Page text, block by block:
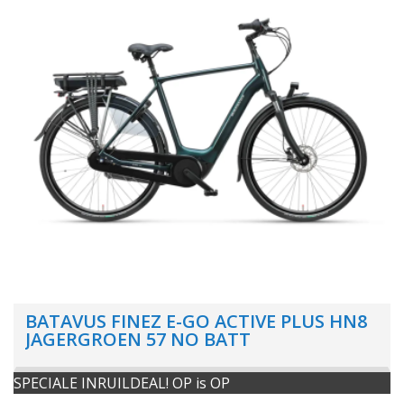
BATAVUS FINEZ E-GO ACTIVE PLUS HN8
JAGERGROEN 57 NO BATT
SPECIALE INRUILDEAL! OP is OP